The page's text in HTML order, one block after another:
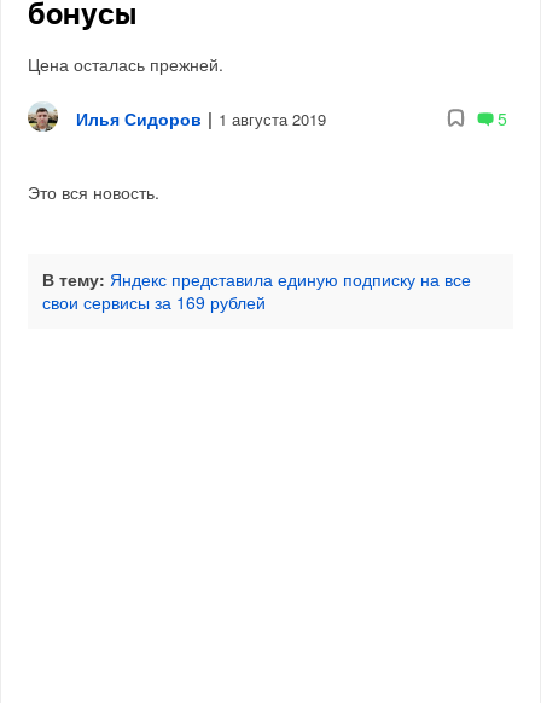
бонусы
Цена осталась прежней.
Илья Сидоров | 1 августа 2019 5
Это вся новость.
В тему: Яндекс представила единую подписку на все
свои сервисы за 169 рублей